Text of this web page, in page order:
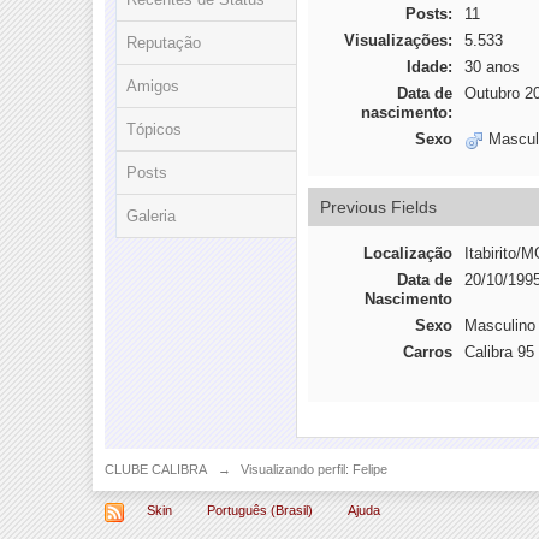
Reputação
Amigos
Tópicos
Posts
Galeria
Posts:
11
Visualizações:
5.533
Idade:
30 anos
Data de
nascimento:
Outubro
Sexo
Previous Fields
Localização
Itabirito/
Data de
Nascimento
20/10/
Sexo
Masculino
Carros
Calibra 95
CLUBE CALIBRA → Visualizando perfil: Felipe
Skin Português (Brasil) Ajuda